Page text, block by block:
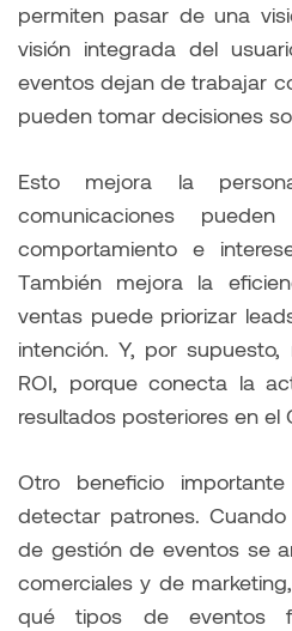
permiten pasar de una
visión integrada del
eventos dejan de trabajar
pueden tomar decisiones
Esto mejora la
comunicaciones
comportamiento e
También mejora la
ventas puede priorizar
intención. Y, por
ROI, porque conecta la
resultados posteriores en el
Otro beneficio
detectar patrones.
de gestión de eventos se
comerciales y de
qué tipos de eventos